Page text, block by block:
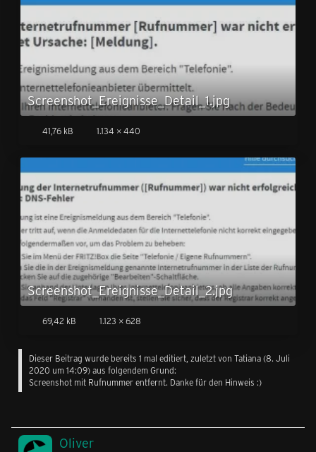
Screenshot_Ereignisse_Detail_1.jpg
41,76 kB 1.134 × 440
Screenshot_Ereignisse_Detail_2.jpg
69,42 kB 1.123 × 628
Dieser Beitrag wurde bereits 1 mal editiert, zuletzt von Tatiana(8. Juli
2020 um 14:09) aus folgendem Grund:
Screenshot mit Rufnummer entfernt. Danke für den Hinweis :)
Oliver